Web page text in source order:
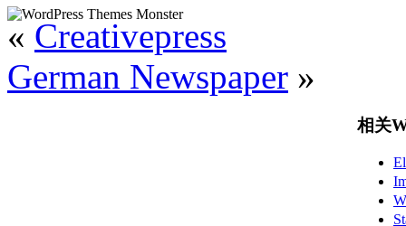
« Creativepress
German Newspaper »
相关